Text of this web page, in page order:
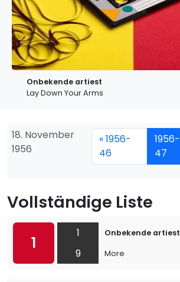
Onbekende artiest
Lay Down Your Arms
18. November
1956
« 1956-
46
1956-
47
Vollständige Liste
1
1
9
Onbekende artiest
More